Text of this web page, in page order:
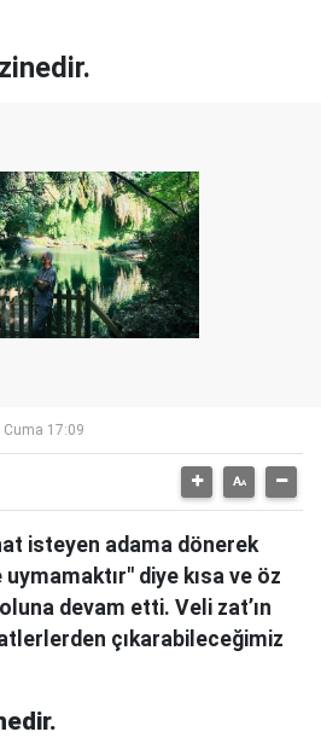
17:09
isteyen adama dönerek
uymamaktır" diye kısa ve öz
devam etti. Veli zat’ın
çıkarabileceğimiz